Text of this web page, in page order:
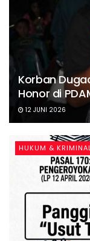
Korban
Honor di
12 JUNI 2026
HUKUM &